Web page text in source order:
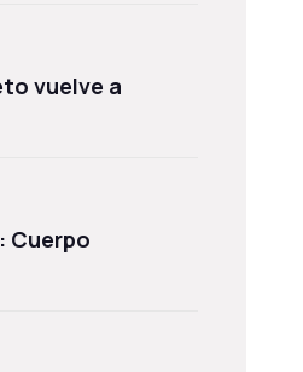
vuelve a
Cuerpo